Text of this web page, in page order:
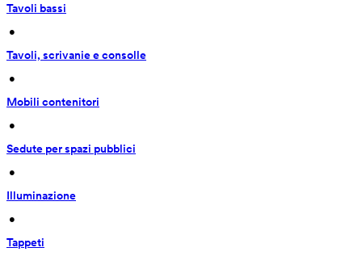
Tavoli bassi
•
Tavoli, scrivanie e consolle
•
Mobili contenitori
•
Sedute per spazi pubblici
•
Illuminazione
•
Tappeti